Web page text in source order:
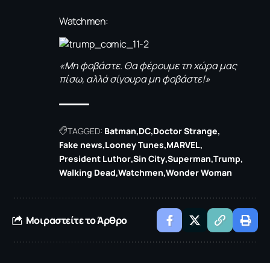
Watchmen:
«Μη φοβάστε. Θα φέρουμε τη χώρα μας
πίσω, αλλά σίγουρα μη φοβάστε!»
TAGGED: Batman DC Doctor Strange
Fake news Looney Tunes MARVEL
President Luthor Sin City Superman Trump
Walking Dead Watchmen Wonder Woman
Μοιραστείτε το Άρθρο